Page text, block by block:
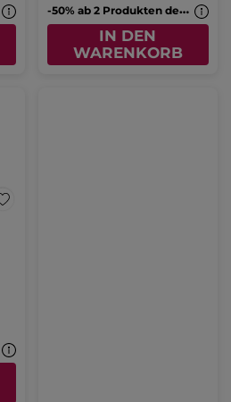
-
50% ab 2 Produkten deiner Wahl
IN DEN
WARENKORB